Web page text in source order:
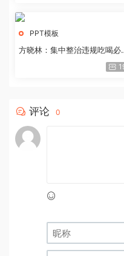
PPT模板
方晓林：集中整治违规吃喝必
评论 0